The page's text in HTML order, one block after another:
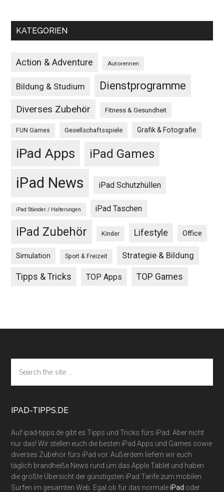
KATEGORIEN
Action & Adventure Autorennen
Bildung & Studium Dienstprogramme
Diverses Zubehör Fitness & Gesundheit
FUN Games Gesellschaftsspiele Grafik & Fotografie
iPad Apps iPad Games
iPad News iPad Schutzhüllen
iPad Ständer / Halterungen iPad Taschen
iPad Zubehör Kinder Lifestyle Office
Simulation Sport & Freizeit Strategie & Bildung
Tipps & Tricks TOP Apps TOP Games
Footer
the
site
IPAD-TIPPS.DE
Auf ipad-tipps.de gibt es Tipps und Tricks fürs iPad. Aber nicht
nur das! Wir stellen euch die besten iPad Apps und Games sowie
diverses Zubehör fürs iPad vor. Außerdem liefern wir euch
täglich brandheiße News rund um das Apple Tablet und haben
die größte Übersicht der günstigsten iPad Tarife zum mobilen
Surfen im gesamten Web. Egal ob für das normaleiPad oder